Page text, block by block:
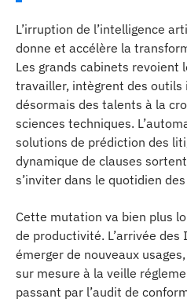
L’irruption de l’intelligence
donne et accélère la
Les grands cabinets revoient
travailler, intègrent des
désormais des talents à la
sciences techniques.
solutions de prédiction des
dynamique de clauses
s’inviter dans le quotidien
Cette mutation va bien plus
de productivité. L’arrivée des
émerger de nouveaux
sur mesure à la veille
passant par l’audit de